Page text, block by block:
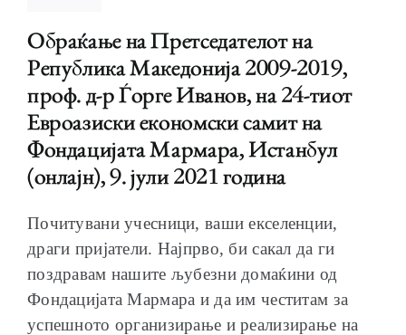
Обраќање на Претседателот на
Република Македонија 2009-2019,
проф. д-р Ѓорге Иванов, на 24-тиот
Евроазиски економски самит на
Фондацијата Мармарa, Истанбул
(онлајн), 9. јули 2021 година
Почитувани учесници, ваши екселенции,
драги пријатели. Најпрво, би сакал да ги
поздравам нашите љубезни домаќини од
Фондацијата Мармара и да им честитам за
успешното организирање и реализирање на